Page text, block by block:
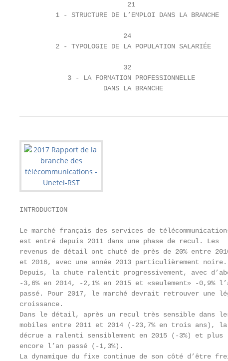
                           21
         1 - STRUCTURE DE L’EMPLOI DANS LA BRANCHE
                          24
         2 - TYPOLOGIE DE LA POPULATION SALARIÉE
                          32
            3 - LA FORMATION PROFESSIONNELLE
                     DANS LA BRANCHE
INTRODUCTION
Le marché français des services de
est entré depuis 2011 dans une phase de recul. Les
revenus de détail ont chuté de près de 20% entre
et 2016, avec une année 2013 particulièrement noire.
Depuis, la chute ralentit progressivement, avec
-3,6% en 2014, -2,1% en 2015 et «seulement» -
passé. Pour 2017, le marché devrait retrouver une
croissance.                                               -
Dans le détail, après un recul très sensible dans
mobiles entre 2011 et 2014 (-23,7% en trois
décrue a ralenti sensiblement en 2015 (-3%) et
encore l’an passé (-1,3%).
La dynamique du fixe continue de son côté d’être